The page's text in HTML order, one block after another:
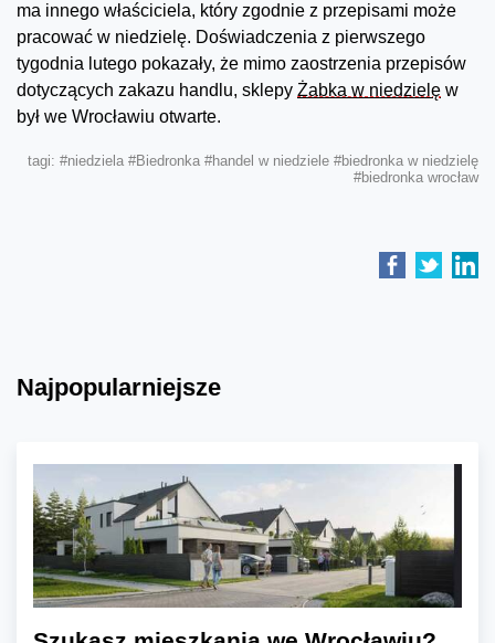
ma innego właściciela, który zgodnie z przepisami może
pracować w niedzielę. Doświadczenia z pierwszego
tygodnia lutego pokazały, że mimo zaostrzenia przepisów
dotyczących zakazu handlu, sklepy Żabka w niedzielę w
był we Wrocławiu otwarte.
tagi: #niedziela #Biedronka #handel w niedziele #biedronka w niedzielę
#biedronka wrocław
Najpopularniejsze